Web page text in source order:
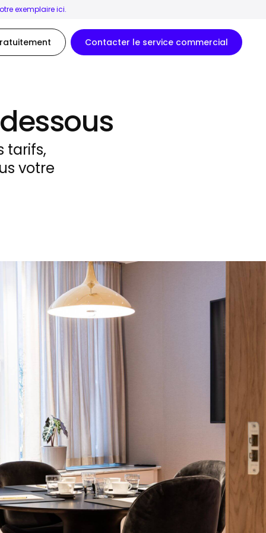
exemplaire ici.
Contacter le service commercial
tarifs,
votre